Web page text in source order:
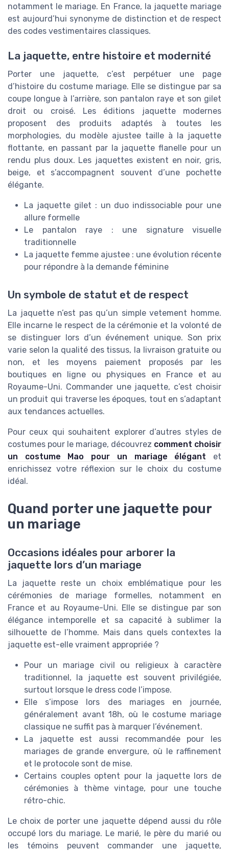
notamment le mariage. En France, la jaquette mariage
est aujourd’hui synonyme de distinction et de respect
des codes vestimentaires classiques.
La jaquette, entre histoire et modernité
Porter une jaquette, c’est perpétuer une page
d’histoire du costume mariage. Elle se distingue par sa
coupe longue à l’arrière, son pantalon raye et son gilet
droit ou croisé. Les éditions jaquette modernes
proposent des produits adaptés à toutes les
morphologies, du modèle ajustee taille à la jaquette
flottante, en passant par la jaquette flanelle pour un
rendu plus doux. Les jaquettes existent en noir, gris,
beige, et s’accompagnent souvent d’une pochette
élégante.
La jaquette gilet : un duo indissociable pour une
allure formelle
Le pantalon raye : une signature visuelle
traditionnelle
La jaquette femme ajustee : une évolution récente
pour répondre à la demande féminine
Un symbole de statut et de respect
La jaquette n’est pas qu’un simple vetement homme.
Elle incarne le respect de la cérémonie et la volonté de
se distinguer lors d’un événement unique. Son prix
varie selon la qualité des tissus, la livraison gratuite ou
non, et les moyens paiement proposés par les
boutiques en ligne ou physiques en France et au
Royaume-Uni. Commander une jaquette, c’est choisir
un produit qui traverse les époques, tout en s’adaptant
aux tendances actuelles.
Pour ceux qui souhaitent explorer d’autres styles de
costumes pour le mariage, découvrez comment choisir
un costume Mao pour un mariage élégant et
enrichissez votre réflexion sur le choix du costume
idéal.
Quand porter une jaquette pour
un mariage
Occasions idéales pour arborer la
jaquette lors d’un mariage
La jaquette reste un choix emblématique pour les
cérémonies de mariage formelles, notamment en
France et au Royaume-Uni. Elle se distingue par son
élégance intemporelle et sa capacité à sublimer la
silhouette de l’homme. Mais dans quels contextes la
jaquette est-elle vraiment appropriée ?
Pour un mariage civil ou religieux à caractère
traditionnel, la jaquette est souvent privilégiée,
surtout lorsque le dress code l’impose.
Elle s’impose lors des mariages en journée,
généralement avant 18h, où le costume mariage
classique ne suffit pas à marquer l’événement.
La jaquette est aussi recommandée pour les
mariages de grande envergure, où le raffinement
et le protocole sont de mise.
Certains couples optent pour la jaquette lors de
cérémonies à thème vintage, pour une touche
rétro-chic.
Le choix de porter une jaquette dépend aussi du rôle
occupé lors du mariage. Le marié, le père du marié ou
les témoins peuvent commander une jaquette,